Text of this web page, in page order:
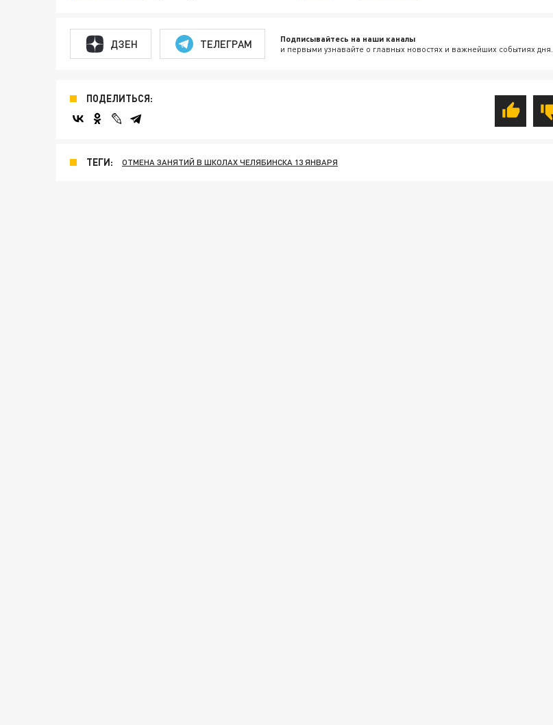
ДЗЕН ТЕЛЕГРАМ Подписывайтесь на наши каналы
и первыми узнавайте о главных новостях и важнейших событиях дня.
ПОДЕЛИТЬСЯ:
ТЕГИ: ОТМЕНА ЗАНЯТИЙ В ШКОЛАХ ЧЕЛЯБИНСКА 13 ЯНВАРЯ